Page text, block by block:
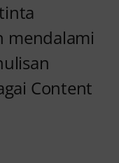
mendalami
Content